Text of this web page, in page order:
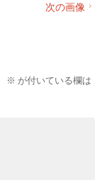
次の画像
※ が付いている欄は